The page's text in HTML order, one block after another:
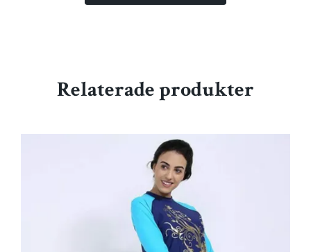
Relaterade produkter